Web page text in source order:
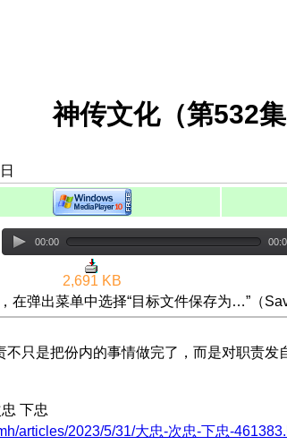
神传文化（第532
00:00
2,691 KB
在弹出菜单中选择“目标文件保存为…”（
不只是把份内的事情做完了，而是对职责发
下忠
articles/2023/5/31/大忠-次忠-下忠-